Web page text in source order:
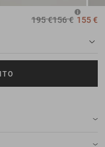
195 €156 € 155 €